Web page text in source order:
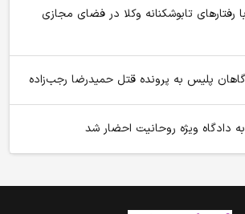
تابوشکنانه وکلا در فضای مجازی
پلیس به پرونده قتل حمیدرضا رجب‌زاده
به دادگاه ویژه روحانیت احضار شد